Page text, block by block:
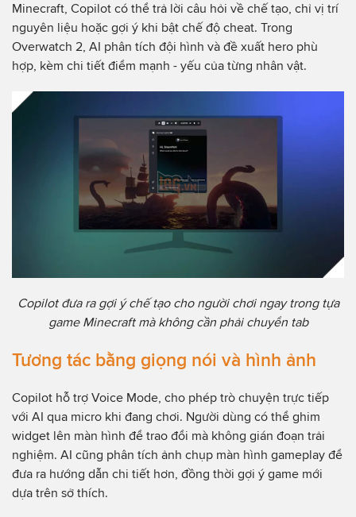
Minecraft, Copilot có thể trả lời câu hỏi về chế tạo, chỉ vị trí
nguyên liệu hoặc gợi ý khi bật chế độ cheat. Trong
Overwatch 2, AI phân tích đội hình và đề xuất hero phù
hợp, kèm chi tiết điểm mạnh - yếu của từng nhân vật.
Copilot đưa ra gợi ý chế tạo cho người chơi ngay trong tựa
game Minecraft mà không cần phải chuyển tab
Tương tác bằng giọng nói và hình ảnh
Copilot hỗ trợ Voice Mode, cho phép trò chuyện trực tiếp
với AI qua micro khi đang chơi. Người dùng có thể ghim
widget lên màn hình để trao đổi mà không gián đoạn trải
nghiệm. AI cũng phân tích ảnh chụp màn hình gameplay để
đưa ra hướng dẫn chi tiết hơn, đồng thời gợi ý game mới
dựa trên sở thích.